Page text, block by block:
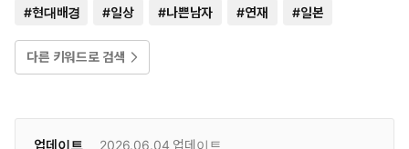
#현대배경 #일상 #나쁜남자 #연재 #일본
다른 키워드로 검색
업데이트 2026.06.04 업데이트